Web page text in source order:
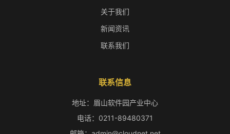
关于我们
新闻资讯
联系我们
联系信息
地址：眉山软件园产业中心
电话：0211-89480371